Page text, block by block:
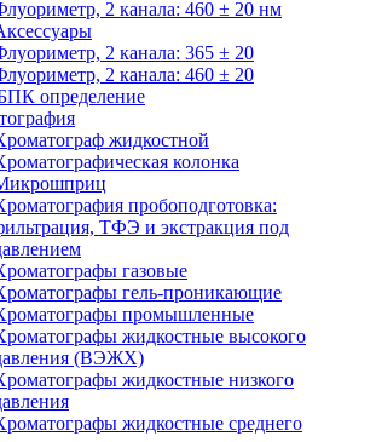
2 канала: 460 ± 20 нм
2 канала: 365 ± 20
2 канала: 460 ± 20
определение
жидкостной
колонка
пробоподготовка:
ТФЭ и экстракция под
газовые
гель-проникающие
промышленные
жидкостные высокого
(ВЭЖХ)
жидкостные низкого
жидкостные среднего